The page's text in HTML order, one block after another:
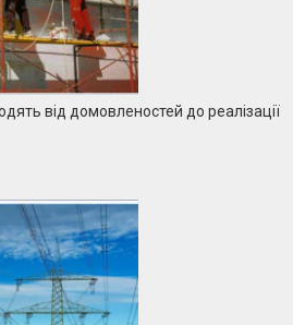
від домовленостей до реалізації